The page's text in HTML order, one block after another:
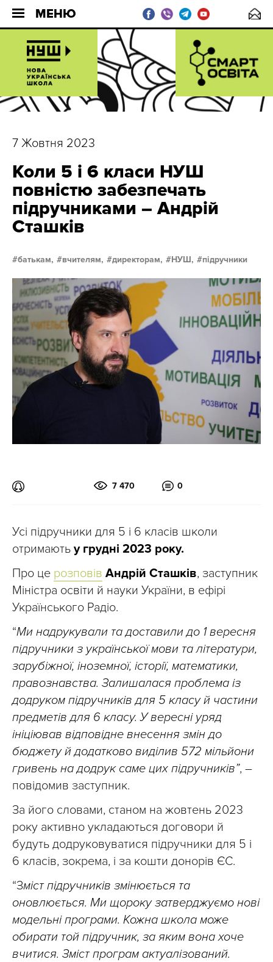
МЕНЮ
7 Жовтня 2023
Коли 5 і 6 класи НУШ
повністю забезпечать
підручниками – Андрій
Сташків
батькам, вчителям, директорам, НУШ, підручники
7 470 0
Усі підручники для 5 і 6 класів школи
отримають у грудні 2023 року.
Про це розповів Андрій Сташків, заступник
Міністра освіти й науки України, в ефірі
Українського Радіо.
“Ми надрукували та доставили до 1 вересня
підручники з української мови та літератури,
зарубіжної, іноземної, історії, математики,
правознавства. Залишалася проблема із
додруком підручників для 5 класу й частини
предметів для 6 класу. У вересні уряд
ініціював відповідне внесення змін до
бюджету й додатково виділив 572 мільйони
гривень на додрук саме цих підручників”, –
повідомив заступник.
За його словами, станом на жовтень 2023
року активно укладаються договори й
будуть додруковуватися підручники для 5 і
6 класів, зокрема, і за кошти донорів ЄС.
“Зміст підручників змінюється та
оновлюється. Ми щороку затверджуємо нові
модельні програми. Кожна школа може
обирати той підручник, за яким вона хоче
вчитися. Зміст програм актуалізований.